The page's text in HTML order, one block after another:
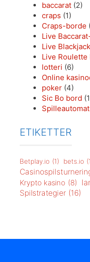
baccarat (2)
craps (1)
Craps-borde
Live
Live
Live Roulette
lotteri (6)
Online
poker (4)
Sic Bo bord
Spilleautomat
ETIKETTER
Betplay.io (1) bets.io
Krypto kasino (8)
Spilstrategier (16)